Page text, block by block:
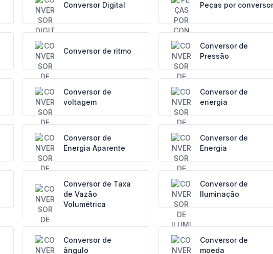
Conversor Digital Peças por conversor
Conversor de ritmo
Conversor de
Pressão
Conversor de
voltagem
Conversor de
energia
Conversor de
Energia Aparente
Conversor de
Energia
Conversor de Taxa
de Vazão
Volumétrica
Conversor de
Iluminação
Conversor de
ângulo
Conversor de
moeda